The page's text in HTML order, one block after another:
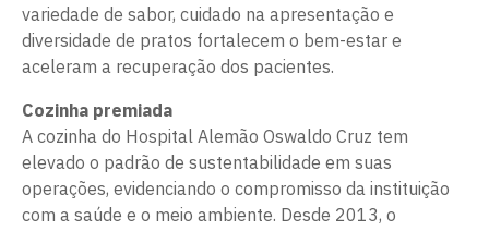
variedade de sabor, cuidado na apresentação e
diversidade de pratos fortalecem o bem-estar e
aceleram a recuperação dos pacientes.
Cozinha premiada
A cozinha do Hospital Alemão Oswaldo Cruz tem
elevado o padrão de sustentabilidade em suas
operações, evidenciando o compromisso da instituição
com a saúde e o meio ambiente. Desde 2013, o